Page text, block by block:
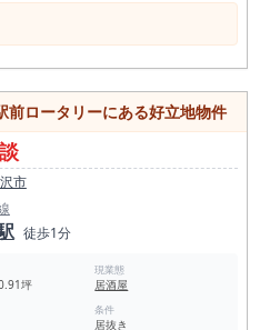
前ロータリーにある好立地物件
市
徒歩1分
坪
現業態
居酒屋
条件
居抜き